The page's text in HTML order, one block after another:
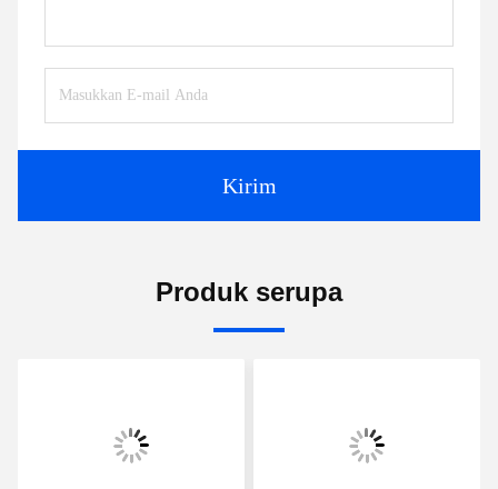
Transit Time Ultrasonic Flow Meter
Ultrasonik Fluid Flow Meter